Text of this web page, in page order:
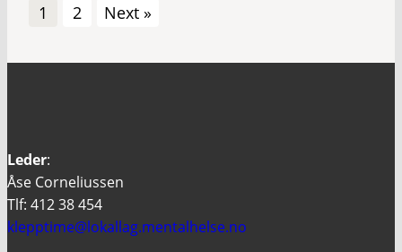
1 2 Next »
Leder:
Åse Corneliussen
Tlf: 412 38 454
klepptime@lokallag.mentalhelse.no